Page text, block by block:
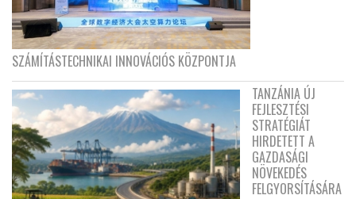
SZÁMÍTÁSTECHNIKAI INNOVÁCIÓS KÖZPONTJA
TANZÁNIA ÚJ
FEJLESZTÉSI
STRATÉGIÁT
HIRDETETT A
GAZDASÁGI
NÖVEKEDÉS
FELGYORSÍTÁSÁRA